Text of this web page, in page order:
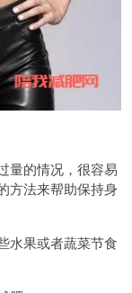
量的情况，很容易
方法来帮助保持身
水果或者蔬菜节食